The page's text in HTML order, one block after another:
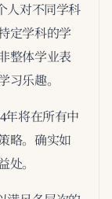
人对不同学科
定学科的学
整体学业表
乐趣。
年将在所有中
略。确实如
。